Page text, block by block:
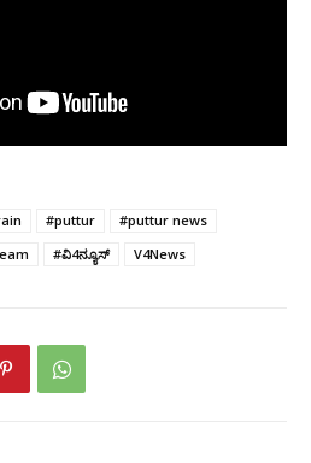
#puttur
#puttur news
#ವಿ4ನ್ಯೂಸ್ V4News